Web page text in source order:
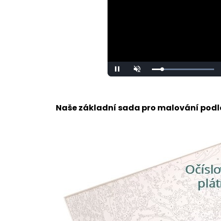
Pause Unmute Loaded:
100.00%
Naše základní sada pro malování